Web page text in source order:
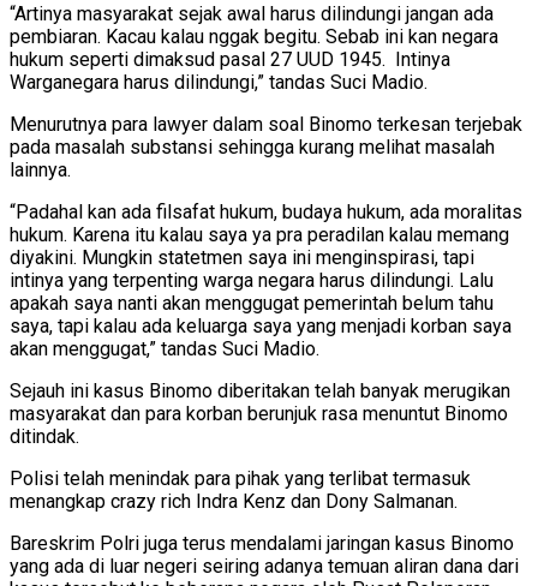
“Artinya masyarakat sejak awal harus dilindungi jangan ada
pembiaran. Kacau kalau nggak begitu. Sebab ini kan negara
hukum seperti dimaksud pasal 27 UUD 1945. Intinya
Warganegara harus dilindungi,” tandas Suci Madio.
Menurutnya para lawyer dalam soal Binomo terkesan terjebak
pada masalah substansi sehingga kurang melihat masalah
lainnya.
“Padahal kan ada filsafat hukum, budaya hukum, ada moralitas
hukum. Karena itu kalau saya ya pra peradilan kalau memang
diyakini. Mungkin statetmen saya ini menginspirasi, tapi
intinya yang terpenting warga negara harus dilindungi. Lalu
apakah saya nanti akan menggugat pemerintah belum tahu
saya, tapi kalau ada keluarga saya yang menjadi korban saya
akan menggugat,” tandas Suci Madio.
Sejauh ini kasus Binomo diberitakan telah banyak merugikan
masyarakat dan para korban berunjuk rasa menuntut Binomo
ditindak.
Polisi telah menindak para pihak yang terlibat termasuk
menangkap crazy rich Indra Kenz dan Dony Salmanan.
Bareskrim Polri juga terus mendalami jaringan kasus Binomo
yang ada di luar negeri seiring adanya temuan aliran dana dari